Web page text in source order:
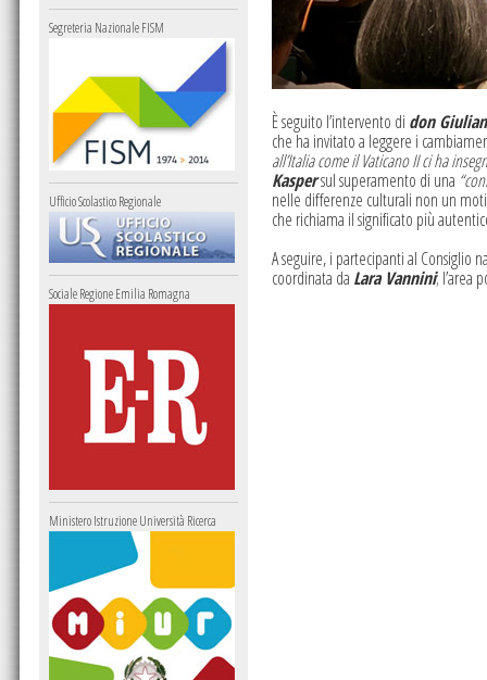
È seguito l’intervento di don
che ha invitato a leggere i
all’Italia come il Vaticano II ci ha
Kaspersul superamento di una
nelle differenze culturali non un
che richiama il significato più
A seguire, i partecipanti al Consiglio
coordinata da Lara Vannini; l’area
Segreteria Nazionale FISM
Ufficio Scolastico Regionale
Sociale Regione Emilia Romagna
Ministero Istruzione Università Ricerca